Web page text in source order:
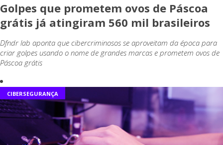
Golpes que prometem ovos de Páscoa
grátis já atingiram 560 mil brasileiros
Dfndr lab aponta que cibercriminosos se aproveitam da época para
criar golpes usando o nome de grandes marcas e prometem ovos de
Páscoa grátis
CIBERSEGURANÇA